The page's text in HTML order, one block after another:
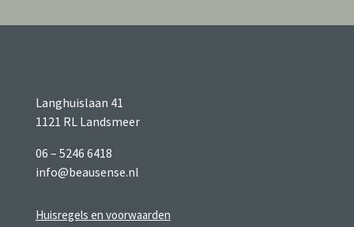
Langhuislaan 41
1121 RL Landsmeer
06 – 5246 6418
info@beausense.nl
Huisregels en voorwaarden